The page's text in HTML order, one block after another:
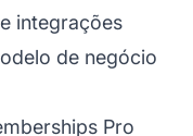
integrações
de negócio
Pro